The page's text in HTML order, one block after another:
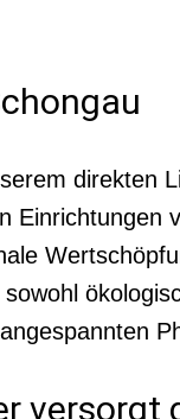
direkten
versorgt